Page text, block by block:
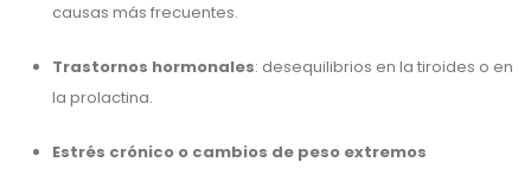
causas más frecuentes.
Trastornos hormonales: desequilibrios en la tiroides o en
la prolactina.
Estrés crónico o cambios de peso extremos